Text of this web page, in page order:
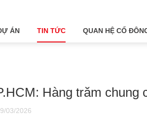
ÁN TIN TỨC QUAN HỆ CỔ
Hàng trăm
03/2026